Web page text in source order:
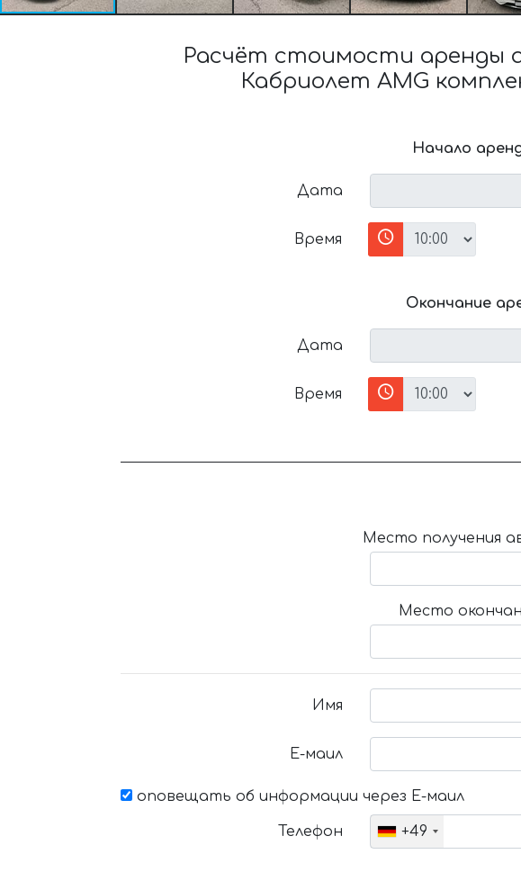
Расчёт стоимости аренды
Кабриолет AMG
Начало
Дата
Время
Окончание
Дата
Время
Место получения
Место
Имя
Е-маил
оповещать об информации через Е-маил
Телефон +49